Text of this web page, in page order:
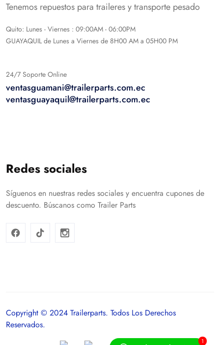
Tenemos repuestos para traileres y transporte pesado
Quito: Lunes - Viernes : 09:00AM - 06:00PM
GUAYAQUIL de Lunes a Viernes de 8H00 AM a 05H00 PM
24/7 Soporte Online
ventasguamani@trailerparts.com.ec
ventasguayaquil@trailerparts.com.ec
Redes sociales
Síguenos en nuestras redes sociales y encuentra cupones de
descuento. Búscanos como Trailer Parts
Copyright © 2024 Trailerparts. Todos Los Derechos
Reservados.
1